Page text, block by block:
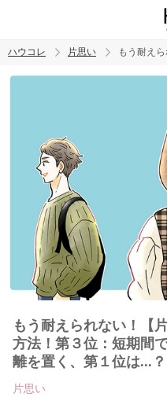
トレンド ワード
モテテク 恋がしたい 女磨
ハウコレ 片思い もう耐え
もう耐えられない！【
方法！第３位：短期間
離を置く、第１位は...？
片思い